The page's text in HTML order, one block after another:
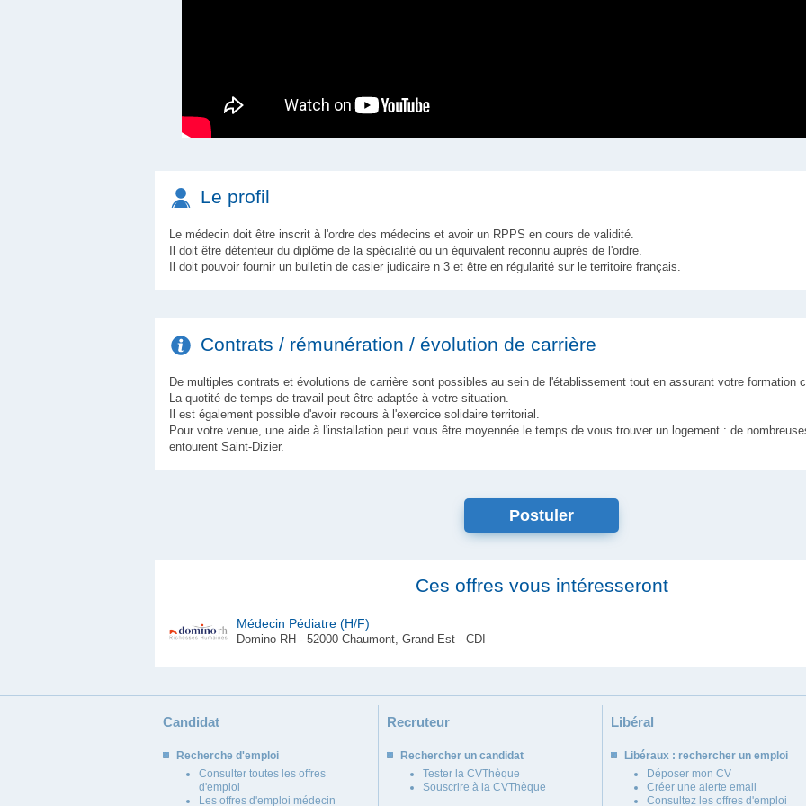
Le profil
Le médecin doit être inscrit à l'ordre des médecins et avoir un RPPS en cours de validité.
Il doit être détenteur du diplôme de la spécialité ou un équivalent reconnu auprès de l'ordre.
Il doit pouvoir fournir un bulletin de casier judicaire n 3 et être en régularité sur le territoire français.
Contrats / rémunération / évolution de carrière
De multiples contrats et évolutions de carrière sont possibles au sein de l'établissement tout en assurant votre formation
La quotité de temps de travail peut être adaptée à votre situation.
Il est également possible d'avoir recours à l'exercice solidaire territorial.
Pour votre venue, une aide à l'installation peut vous être moyennée le temps de vous trouver un logement : de
entourent Saint-Dizier.
Postuler
Ces offres vous intéresseront
Médecin Pédiatre (H/F)
Domino RH - 52000 Chaumont, Grand-Est - CDI
Candidat
Recherche d'emploi
Consulter toutes les offres
d'emploi
Les offres d'emploi médecin
Recruteur
Rechercher un candidat
Tester la CVThèque
Souscrire à la CVThèque
Libéral
Libéraux : rechercher un emploi
Déposer mon CV
Créer une alerte email
Consultez les offres d'emploi